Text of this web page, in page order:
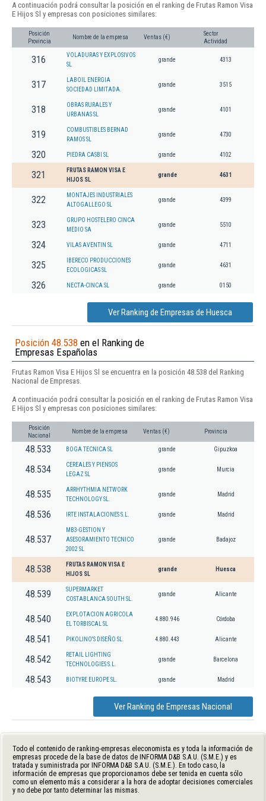
A continuación podrá consultar la posición en el ranking de Frutas Ramon Visa
E Hijos Sl y empresas con posiciones similares:
Posición
Provincia
Nombre de la empresa Ventas (€)
Sector
Actividad
316
VOLADURAS Y EXPLOSIVOS
SL
grande 4313
317
LABOIL ENERGIA
SOCIEDAD LIMITADA.
grande 3515
318
OBRAS RURALES Y
URBANAS SL
grande 4101
319
COMBUSTIBLES BERNAD
RAMOS SL
grande 4730
320 PIEDRA CASBI SL grande 4102
321
FRUTAS RAMON VISA E
HIJOS SL
grande 4631
322
MONTAJES INDUSTRIALES
ALTOGALLEGO SL
grande 4399
323
GRUPO HOSTELERO CINCA
MEDIO SA
grande 5510
324 VILAS AVENTIN SL grande 4711
325
IBERECO PRODUCCIONES
ECOLOGICAS SL
grande 4631
326 NECTA-CINCA SL grande 0150
Ver Ranking de Empresas de Huesca
Posición 48.538 en el Ranking de
Empresas Españolas
Frutas Ramon Visa E Hijos Sl se encuentra en la posición 48.538 del Ranking
Nacional de Empresas.
A continuación podrá consultar la posición en el ranking de Frutas Ramon Visa
E Hijos Sl y empresas con posiciones similares:
Posición
Nacional
Nombre de la empresa Ventas (€) Provincia
48.533 BOGA TECNICA SL grande Gipuzkoa
48.534
CEREALES Y PIENSOS
LEGAZ SL
grande Murcia
48.535
ARRHYTHMIA NETWORK
TECHNOLOGY SL.
grande Madrid
48.536 IRTE INSTALACIONES S.L. grande Madrid
48.537
MB3-GESTION Y
ASESORAMIENTO TECNICO
2002 SL
grande Badajoz
48.538
FRUTAS RAMON VISA E
HIJOS SL
grande Huesca
48.539
SUPERMARKET
COSTABLANCA SOUTH SL.
grande Alicante
48.540
EXPLOTACION AGRICOLA
EL TORBISCAL SL
4.880.946 Córdoba
48.541 PIKOLINO'S DISEÑO SL. 4.880.443 Alicante
48.542
RETAIL LIGHTING
TECHNOLOGIES S.L.
grande Barcelona
48.543 BIOTYRE EUROPE SL. grande Madrid
Ver Ranking de Empresas Nacional
Todo el contenido de ranking-empresas.eleconomista.es y toda la información de
empresas procede de la base de datos de INFORMA D&B S.A.U. (S.M.E.) y es
tratada y suministrada por INFORMA D&B S.A.U. (S.M.E.). En todo caso, la
información de empresas que proporcionamos debe ser tenida en cuenta sólo
como un elemento más a considerar a la hora de adoptar decisiones comerciales
y no debe por tanto determinar las mismas.